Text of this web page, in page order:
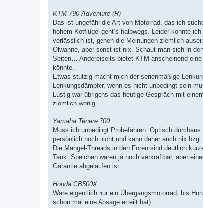
KTM 790 Adventure (R)
Das ist ungefähr die Art von Motorrad, das ich
hohem Kotflügel geht’s halbwegs. Leider konnte
verlässlich ist, gehen die Meinungen ziemlich
Ölwanne, aber sonst ist nix. Schaut man sich in
Seiten… Andererseits bietet KTM anscheinend
könnte.
Etwas stutzig macht mich der serienmäßige
Lenkungsdämpfer, wenn es nicht unbedingt sein
Lustig war übrigens das heutige Gespräch mit
ziemlich wenig…
Yamaha Tenere 700
Muss ich unbedingt Probefahren. Optisch
persönlich noch nicht und kann daher auch nix
Die Mängel-Threads in den Foren sind deutlich
Tank. Speichen wären ja noch verkraftbar, aber
Garantie abgelaufen ist.
Honda CB500X
Wäre eigentlich nur ein Übergangsmotorrad, bis
schon mal eine Absage erteilt hat).